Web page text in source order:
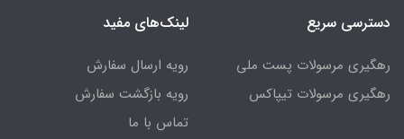
دسترسی سریع
رهگیری مرسولات پست ملی
رهگیری مرسولات تیپاکس
لینک‌های مفید
رویه ارسال سفارش
رویه بازگشت سفارش
تماس با ما